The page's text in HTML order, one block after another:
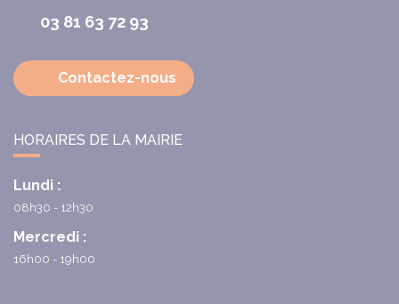
03 81 63 72 93
Contactez-nous
HORAIRES DE LA MAIRIE
Lundi :
08h30 - 12h30
Mercredi :
16h00 - 19h00